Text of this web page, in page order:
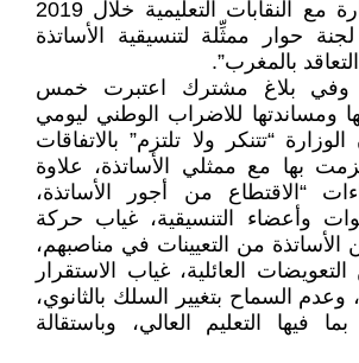
التي عقدتهما الوزارة مع النقابات التعليمية خلال 2019
حوار ممثِّلة لتنسيقية الأساتذة
بالمغرب”.
وفي بلاغ مشترك اعتبرت خمس
ومساندتها للاضراب الوطني ليومي
ان الوزارة “تتنكر ولا تلتزم” بالاتفاقات
بها مع ممثلي الأساتذة، علاوة
“الاقتطاع من أجور الأساتذة،
وأعضاء التنسيقية، غياب حركة
الأساتذة من التعيينات في مناصبهم،
العائلية، غياب الاستقرار
وعدم السماح بتغيير السلك بالثانوي،
بما فيها التعليم العالي، وباستقالة